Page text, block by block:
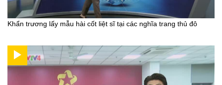
Khẩn trương lấy mẫu hài cốt liệt sĩ tại các nghĩa trang thủ đô